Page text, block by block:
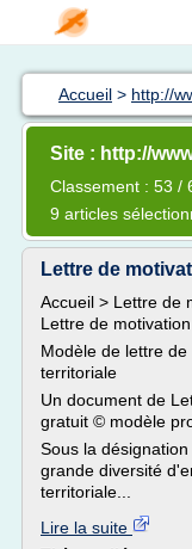
Accueil > http://
Site : http://
Classement : 53 /
9 articles
Lettre de
Accueil > Lettre de
Lettre de
Modèle de lettre
territoriale
Un document de
gratuit © modèle
Sous la
grande diversité
territoriale...
Lire la suite